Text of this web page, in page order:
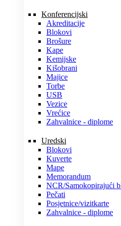
Konferencijski
Akreditacije
Blokovi
Brošure
Kape
Kemijske
Kišobrani
Majice
Torbe
USB
Vezice
Vrećice
Zahvalnice - diplome
Uredski
Blokovi
Kuverte
Mape
Memorandum
NCR/Samokopirajući
Pečati
Posjetnice/vizitkarte
Zahvalnice - diplome